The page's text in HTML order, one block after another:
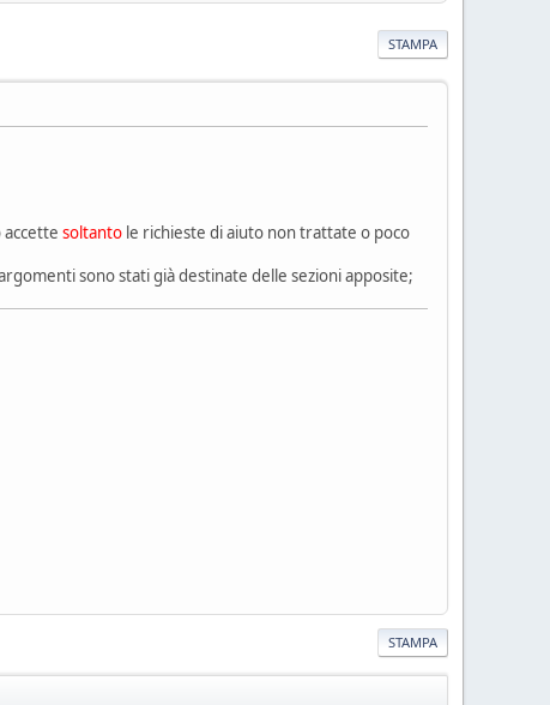
STAMPA
accette soltanto le richieste di aiuto non trattate o poco
sono stati già destinate delle sezioni apposite;
STAMPA